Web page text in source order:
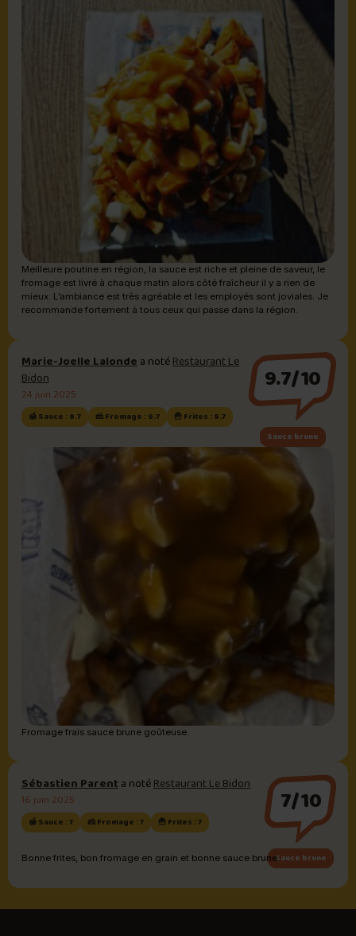
Meilleure poutine en région, la sauce est riche et pleine de saveur, le
fromage est livré à chaque matin alors côté fraîcheur il y a rien de
mieux. L’ambiance est très agréable et les employés sont joviales. Je
recommande fortement à tous ceux qui passe dans la région.
Marie-Joelle Lalondea notéRestaurant Le
Bidon
24 juin 2025
🍯 Sauce : 9.7 🧀 Fromage : 9.7 🍟 Frites : 9.7
9.7/10
Sauce brune
Fromage frais sauce brune goûteuse.
Sébastien Parenta notéRestaurant Le Bidon
16 juin 2025
🍯 Sauce : 7 🧀 Fromage : 7 🍟 Frites : 7
7/10
Sauce brune
Bonne frites, bon fromage en grain et bonne sauce brune.